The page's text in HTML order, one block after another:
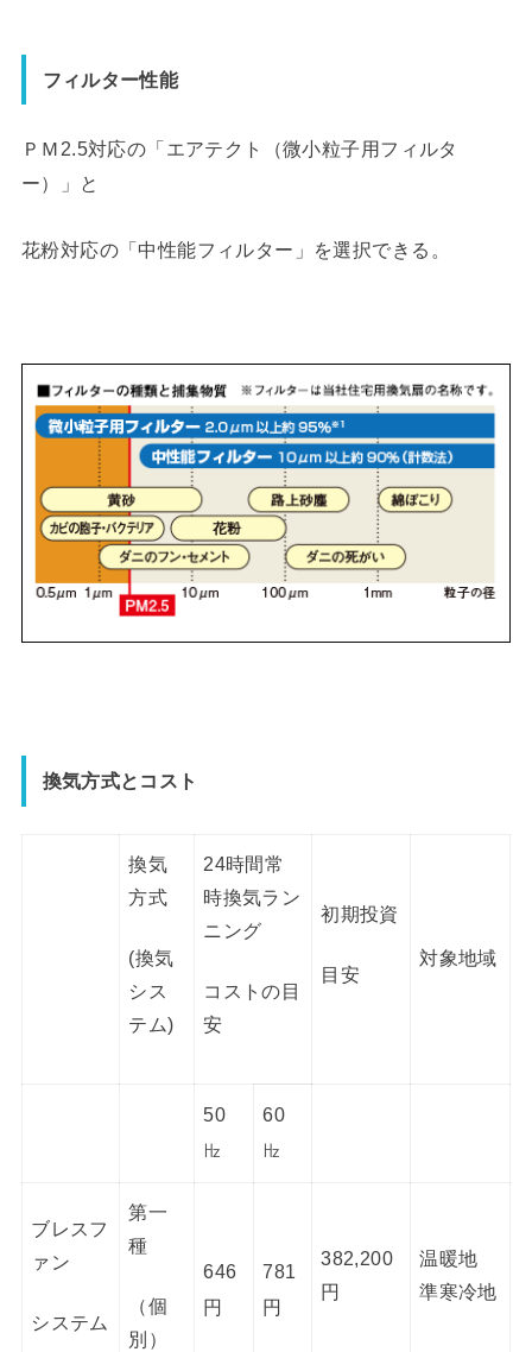
フィルター性能
ＰＭ2.5対応の「エアテクト（微小粒子用フィルタ
ー）」と
花粉対応の「中性能フィルター」を選択できる。
換気方式とコスト
換気
方式
(換気
シス
テム)
24時間常
時換気ラン
ニング
コストの目
安
初期投資
目安
対象地域
50
㎐
60
㎐
ブレスフ
ァン
システム
第一
種
（個
別）
646
円
781
円
382,200
円
温暖地
準寒冷地